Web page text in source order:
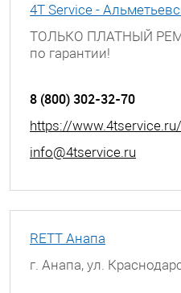
4T Service -
ТОЛЬКО ПЛАТНЫЙ
по гарантии!
8 (800) 302-32-70
https://www.4tservice.ru/
info@4tservice.ru
RETT Анапа
г. Анапа, ул.